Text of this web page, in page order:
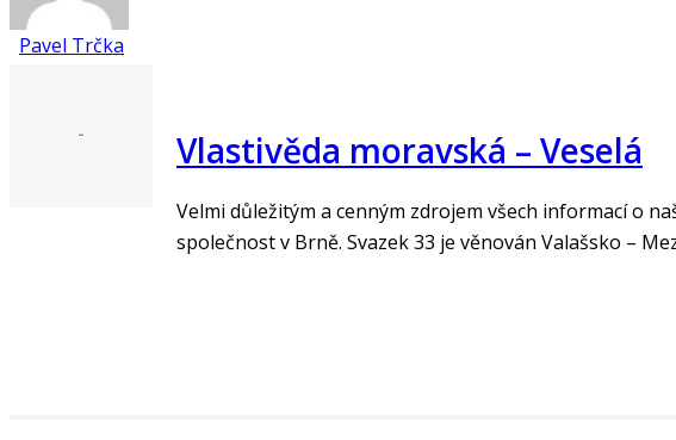
Pavel Trčka
- Vlastivěda moravská – Veselá
Velmi důležitým a cenným zdrojem všech informací o
společnost v Brně. Svazek 33 je věnován Valašsko –